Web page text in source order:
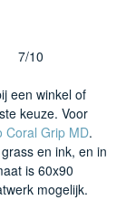
7/10
een winkel of
keuze. Voor
Coral Grip MD.
en ink, en in
is 60x90
mogelijk.